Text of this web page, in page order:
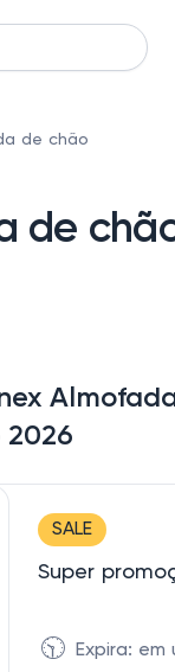
de chão
de
2026
SALE
Super
🕥 Expira: em